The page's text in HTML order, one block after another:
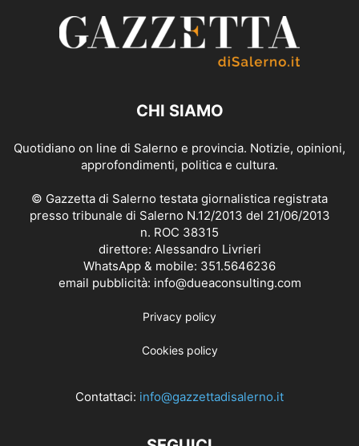
CHI SIAMO
Quotidiano on line di Salerno e provincia. Notizie, opinioni,
approfondimenti, politica e cultura.
© Gazzetta di Salerno testata giornalistica registrata
presso tribunale di Salerno N.12/2013 del 21/06/2013
n. ROC 38315
direttore: Alessandro Livrieri
WhatsApp & mobile: 351.5646236
email pubblicità: info@dueaconsulting.com
Privacy policy
Cookies policy
Contattaci: info@gazzettadisalerno.it